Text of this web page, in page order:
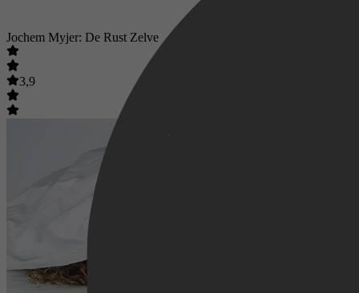
Jochem Myjer: De Rust Zelve
3,9